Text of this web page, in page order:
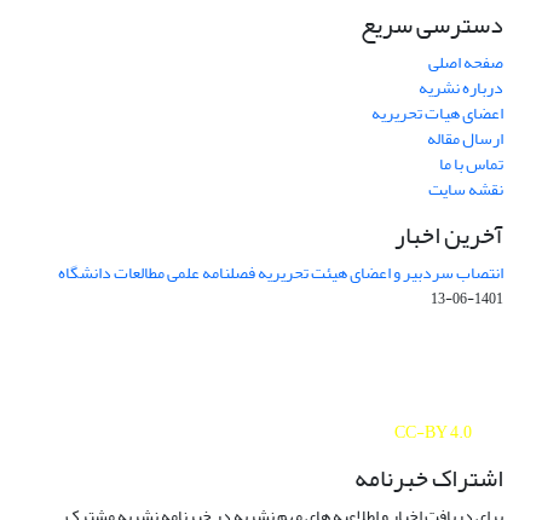
دسترسی سریع
صفحه اصلی
درباره نشریه
اعضای هیات تحریریه
ارسال مقاله
تماس با ما
نقشه سایت
آخرین اخبار
انتصاب سردبیر و اعضای هیئت تحریریه فصلنامه علمی مطالعات دانشگاه
1401-06-13
CC-BY 4.0
اشتراک خبرنامه